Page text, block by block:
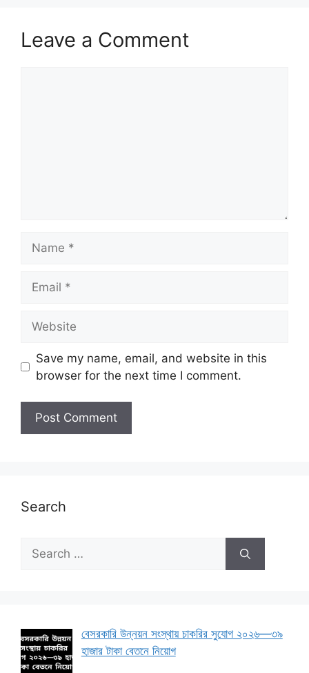
Leave a Comment
Save my name, email, and website in this
browser for the next time I comment.
Search
Search
for:
বেসরকারি উন্নয়ন সংস্থায় চাকরির সুযোগ ২০২৬—৩৯
হাজার টাকা বেতনে নিয়োগ